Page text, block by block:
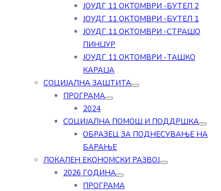
ЈОУДГ 11 ОКТОМВРИ -БУТЕЛ 2
ЈОУДГ 11 ОКТОМВРИ -БУТЕЛ 1
ЈОУДГ 11 ОКТОМВРИ -СТРАШО
ПИНЏУР
ЈОУДГ 11 ОКТОМВРИ -ТАШКО
КАРАЏА
СОЦИЈАЛНА ЗАШТИТА
ПРОГРАМА
2024
СОЦИЈАЛНА ПОМОШ И ПОДДРШКА
ОБРАЗЕЦ ЗА ПОДНЕСУВАЊЕ НА
БАРАЊЕ
ЛОКАЛЕН ЕКОНОМСКИ РАЗВОЈ
2026 ГОДИНА
ПРОГРАМА